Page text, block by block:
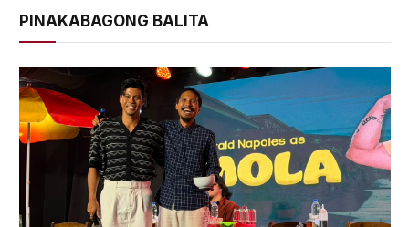
PINAKABAGONG BALITA